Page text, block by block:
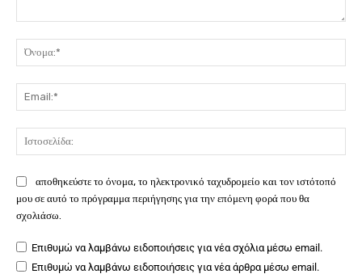
αποθηκεύστε το όνομα, το ηλεκτρονικό ταχυδρομείο και τον ιστότοπό
μου σε αυτό το πρόγραμμα περιήγησης για την επόμενη φορά που θα
σχολιάσω.
Επιθυμώ να λαμβάνω ειδοποιήσεις για νέα σχόλια μέσω email.
Επιθυμώ να λαμβάνω ειδοποιήσεις για νέα άρθρα μέσω email.